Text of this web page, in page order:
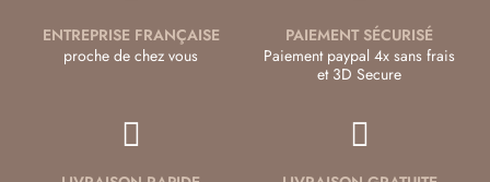
ENTREPRISE FRANÇAISE
proche de chez vous
PAIEMENT SÉCURISÉ
Paiement paypal 4x sans frais
et 3D Secure